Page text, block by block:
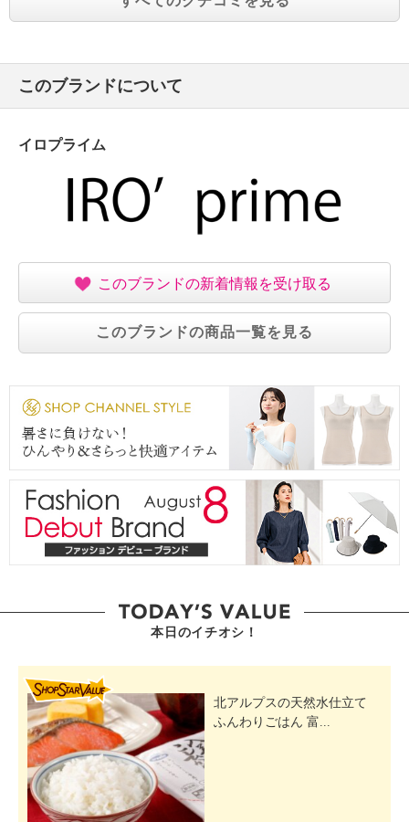
このブランドについて
イロプライム
このブランドの新着情報を受け取る
このブランドの商品一覧を見る
本日のイチオシ！
北アルプスの天然水仕立て
ふんわりごはん 富...